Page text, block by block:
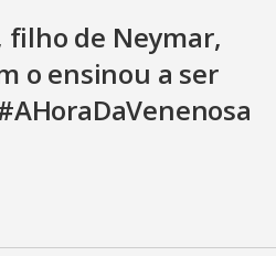
filho de Neymar,
o ensinou a ser